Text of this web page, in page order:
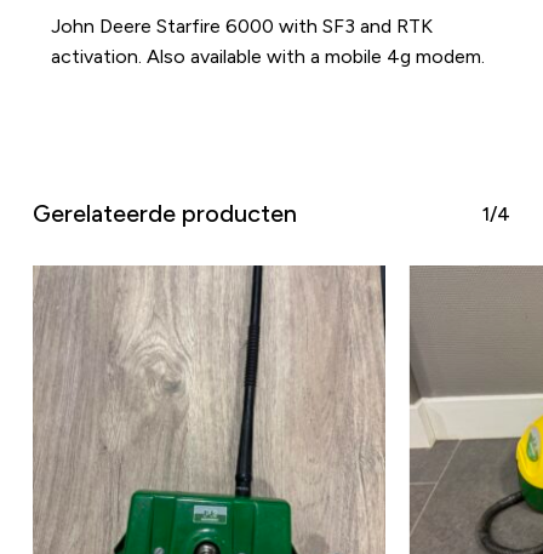
John Deere Starfire 6000 with SF3 and RTK
activation. Also available with a mobile 4g modem.
Gerelateerde producten 1/4